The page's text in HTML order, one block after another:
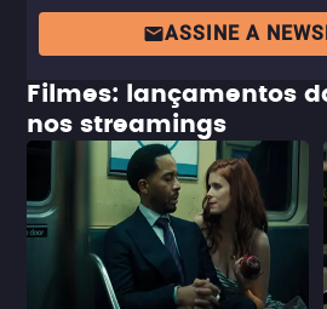
ASSINE A
Filmes: lançamentos
nos streamings